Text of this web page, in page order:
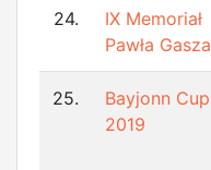
24.
IX Memoriał
Pawła Gasza
25.
Bayjonn Cup
2019